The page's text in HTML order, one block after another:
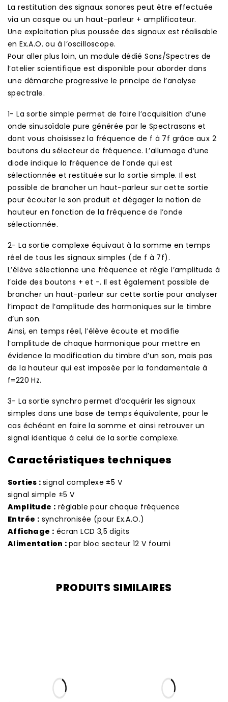
La restitution des signaux sonores peut être effectuée
via un casque ou un haut-parleur + amplificateur.
Une exploitation plus poussée des signaux est réalisable
en Ex.A.O. ou à l’oscilloscope.
Pour aller plus loin, un module dédié Sons/Spectres de
l’atelier scientifique est disponible pour aborder dans
une démarche progressive le principe de l’analyse
spectrale.
1- La sortie simple permet de faire l’acquisition d’une
onde sinusoïdale pure générée par le Spectrasons et
dont vous choisissez la fréquence de f à 7f grâce aux 2
boutons du sélecteur de fréquence. L’allumage d’une
diode indique la fréquence de l’onde qui est
sélectionnée et restituée sur la sortie simple. Il est
possible de brancher un haut-parleur sur cette sortie
pour écouter le son produit et dégager la notion de
hauteur en fonction de la fréquence de l’onde
sélectionnée.
2- La sortie complexe équivaut à la somme en temps
réel de tous les signaux simples (de f à 7f).
L’élève sélectionne une fréquence et règle l’amplitude à
l’aide des boutons + et -. Il est également possible de
brancher un haut-parleur sur cette sortie pour analyser
l’impact de l’amplitude des harmoniques sur le timbre
d’un son.
Ainsi, en temps réel, l’élève écoute et modifie
l’amplitude de chaque harmonique pour mettre en
évidence la modification du timbre d’un son, mais pas
de la hauteur qui est imposée par la fondamentale à
f=220 Hz.
3- La sortie synchro permet d’acquérir les signaux
simples dans une base de temps équivalente, pour le
cas échéant en faire la somme et ainsi retrouver un
signal identique à celui de la sortie complexe.
Caractéristiques techniques
Sorties : signal complexe ±5 V
signal simple ±5 V
Amplitude : réglable pour chaque fréquence
Entrée : synchronisée (pour Ex.A.O.)
Affichage : écran LCD 3,5 digits
Alimentation : par bloc secteur 12 V fourni
PRODUITS SIMILAIRES